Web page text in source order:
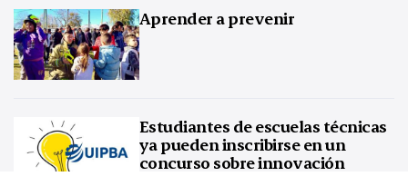
Aprender a prevenir
Estudiantes de escuelas técnicas
ya pueden inscribirse en un
concurso sobre innovación